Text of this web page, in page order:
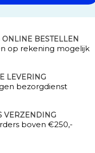
ONLINE BESTELLEN
op rekening mogelijk
LEVERING
bezorgdienst
VERZENDING
boven €250,-